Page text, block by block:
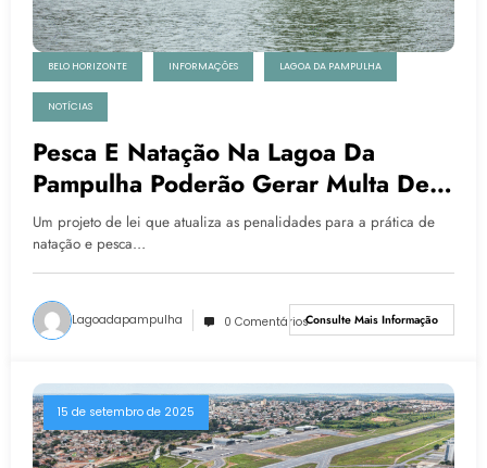
BELO HORIZONTE INFORMAÇÕES LAGOA DA PAMPULHA
NOTÍCIAS
Pesca E Natação Na Lagoa Da
Pampulha Poderão Gerar Multa De
Até R$ 1 Mil
Um projeto de lei que atualiza as penalidades para a prática de
natação e pesca…
Lagoadapampulha 0 ComentáriosConsulte Mais Informação
15 de setembro de 2025